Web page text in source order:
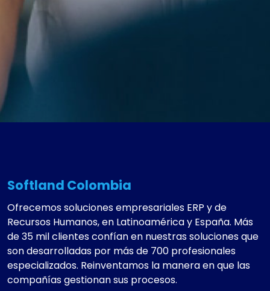
Softland Colombia
Ofrecemos soluciones empresariales ERP y de
Recursos Humanos, en Latinoamérica y España. Más
de 35 mil clientes confían en nuestras soluciones que
son desarrolladas por más de 700 profesionales
especializados. Reinventamos la manera en que las
compañías gestionan sus procesos.